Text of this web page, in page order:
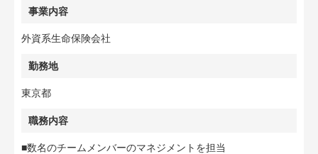
事業内容
外資系生命保険会社
勤務地
東京都
職務内容
■数名のチームメンバーのマネジメントを担当